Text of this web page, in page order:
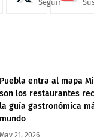
Seguir
Puebla entra al mapa
son los restaurantes
la guía gastronómica
mundo
May 21, 2026